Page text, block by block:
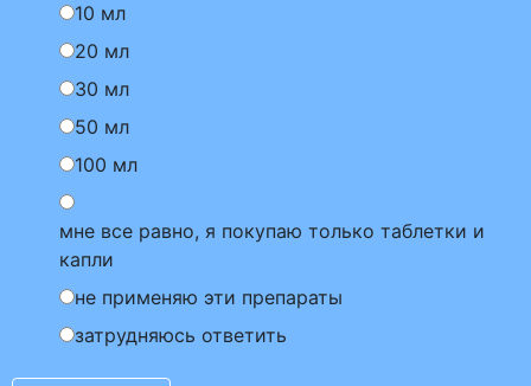
10 мл
20 мл
30 мл
50 мл
100 мл
мне все равно, я покупаю только таблетки и
капли
не применяю эти препараты
затрудняюсь ответить